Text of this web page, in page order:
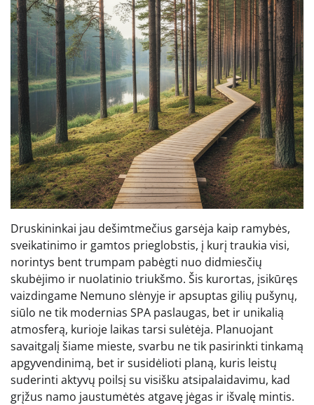
Druskininkai jau dešimtmečius garsėja kaip ramybės,
sveikatinimo ir gamtos prieglobstis, į kurį traukia visi,
norintys bent trumpam pabėgti nuo didmiesčių
skubėjimo ir nuolatinio triukšmo. Šis kurortas, įsikūręs
vaizdingame Nemuno slėnyje ir apsuptas gilių pušynų,
siūlo ne tik modernias SPA paslaugas, bet ir unikalią
atmosferą, kurioje laikas tarsi sulėtėja. Planuojant
savaitgalį šiame mieste, svarbu ne tik pasirinkti tinkamą
apgyvendinimą, bet ir susidėlioti planą, kuris leistų
suderinti aktyvų poilsį su visišku atsipalaidavimu, kad
grįžus namo jaustumėtės atgavę jėgas ir išvalę mintis.